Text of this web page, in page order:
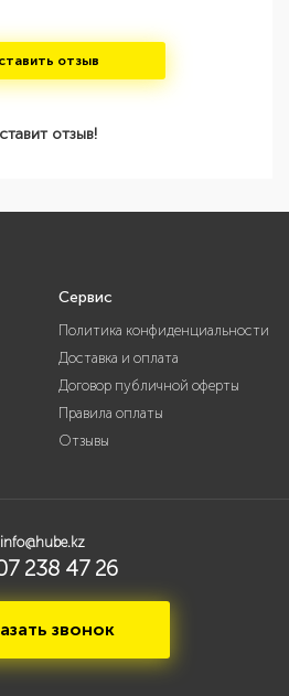
отзыв
отзыв!
Сервис
Политика конфиденциальности
Доставка и оплата
Договор публичной оферты
Правила оплаты
Отзывы
info@hube.kz
238 47 26
звонок